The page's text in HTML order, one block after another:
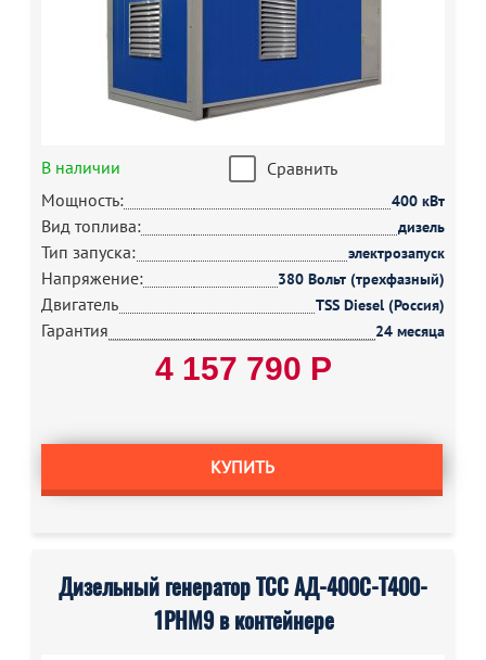
В наличии
Сравнить
Мощность:
400 кВт
Вид топлива: дизель
Тип запуска: электрозапуск
Напряжение: 380 Вольт (трехфазный)
Двигатель TSS Diesel (Россия)
Гарантия 24 месяца
4 157 790 Р
КУПИТЬ
Дизельный генератор ТСС АД-400С-Т400-
1РНМ9 в контейнере